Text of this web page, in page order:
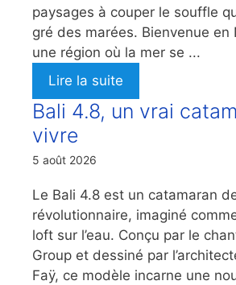
paysages à couper le souffle
gré des marées. Bienvenue en
une région où la mer se ...
Lire la suite
Bali 4.8, un vrai
vivre
5 août 2026
Le Bali 4.8 est un catamaran
révolutionnaire, imaginé
loft sur l’eau. Conçu par le
Group et dessiné par
Faÿ, ce modèle incarne une